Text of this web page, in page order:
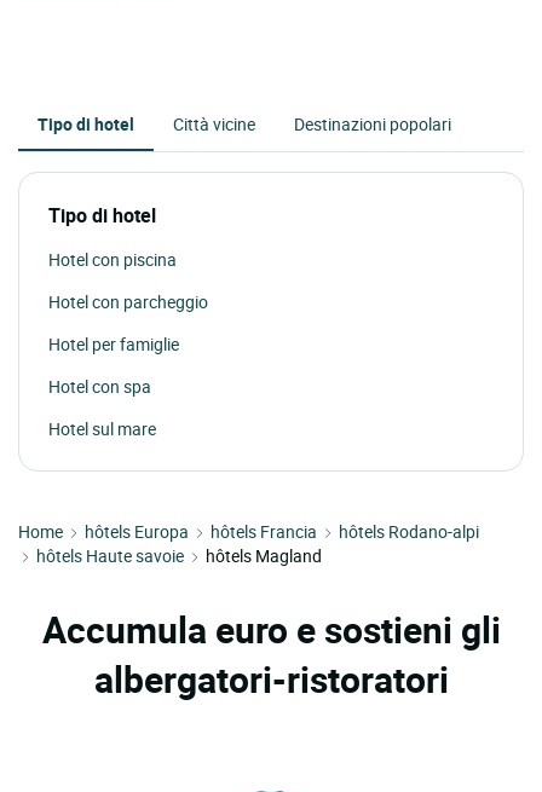
Tipo di hotel Città vicine Destinazioni popolari
Tipo di hotel
Hotel con piscina
Hotel con parcheggio
Hotel per famiglie
Hotel con spa
Hotel sul mare
Home hôtels Europa hôtels Francia
hôtels Rodano-alpi
hôtels Haute savoie
hôtels Magland
Accumula euro e sostieni gli
albergatori-ristoratori